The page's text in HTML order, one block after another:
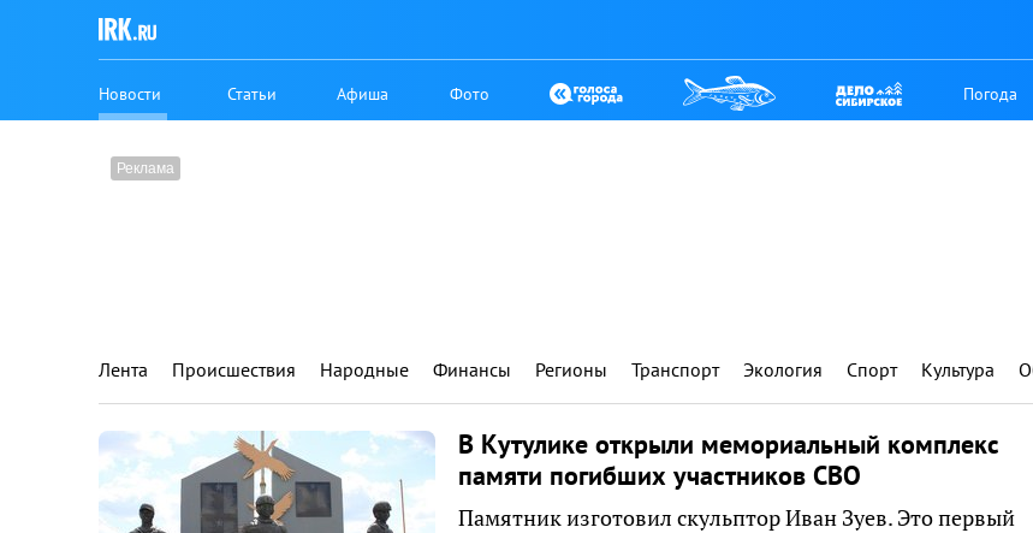
Новости Статьи Афиша Фото Погода
Лента Происшествия Народные Финансы Регионы Транспорт Экология Спорт Культура
В Кутулике открыли мемориальный комплекс
памяти погибших участников СВО
Памятник изготовил скульптор Иван Зуев. Это первый